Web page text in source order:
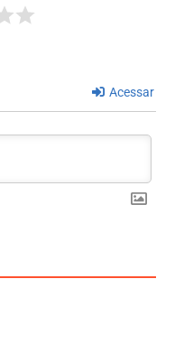
Acessar